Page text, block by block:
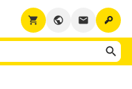
key
email
public
shopping_cart